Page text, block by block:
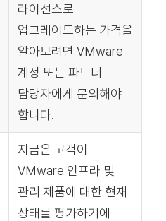
라이선스로
업그레이드하는 가격을
알아보려면 VMware
계정 또는 파트너
담당자에게 문의해야
합니다.
지금은 고객이
VMware 인프라 및
관리 제품에 대한 현재
상태를 평가하기에